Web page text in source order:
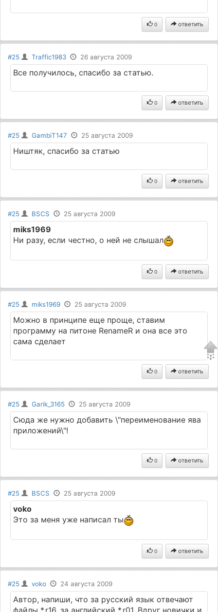
0 ответить
#25 Traffic1983 26 августа 2009
Все получилось, спасибо за статью.
0 ответить
#25 GambiT147 25 августа 2009
Ништяк, спасибо за статью
0 ответить
#25 BSCS 25 августа 2009
miks1969
Ни разу, если честно, о ней не слышал
0 ответить
#25 miks1969 25 августа 2009
Можно в принципе еще проще, ставим
программу на питоне RenameR и она все это
сама сделает
0 ответить
#25 Garik_3165 25 августа 2009
Сюда же нужно добавить \"переименование ява
приложений\"!
0 ответить
#25 BSCS 25 августа 2009
voko
Это за меня уже написал ты
0 ответить
#25 voko 24 августа 2009
Автор, напиши, что за русский язык отвечают